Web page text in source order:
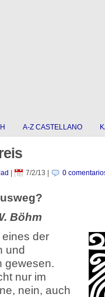
A-Z CASTELLANO
7/2/13 0
Böhm
der
und
gewesen.
nur im
nein, auch